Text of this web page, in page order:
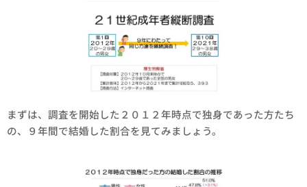
まずは、調査を開始した２０１２年時点で独身であった方たち
の、９年間で結婚した割合を見てみましょう。